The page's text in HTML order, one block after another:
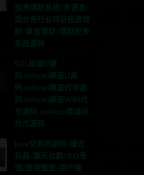
投资理财系统/多语言/
适合各行业项目投资理
财/基金理财/理财投资
系统源码
SOL链盗U源
码,solscan链盗U源
码,solscan链盗代币源
码,solscan链盗WIFI代
币源码,,solscan链通杀
代币源码
java交易所源码/撮合
机器/聊天社群/IEO管
理/签到管理/用户管